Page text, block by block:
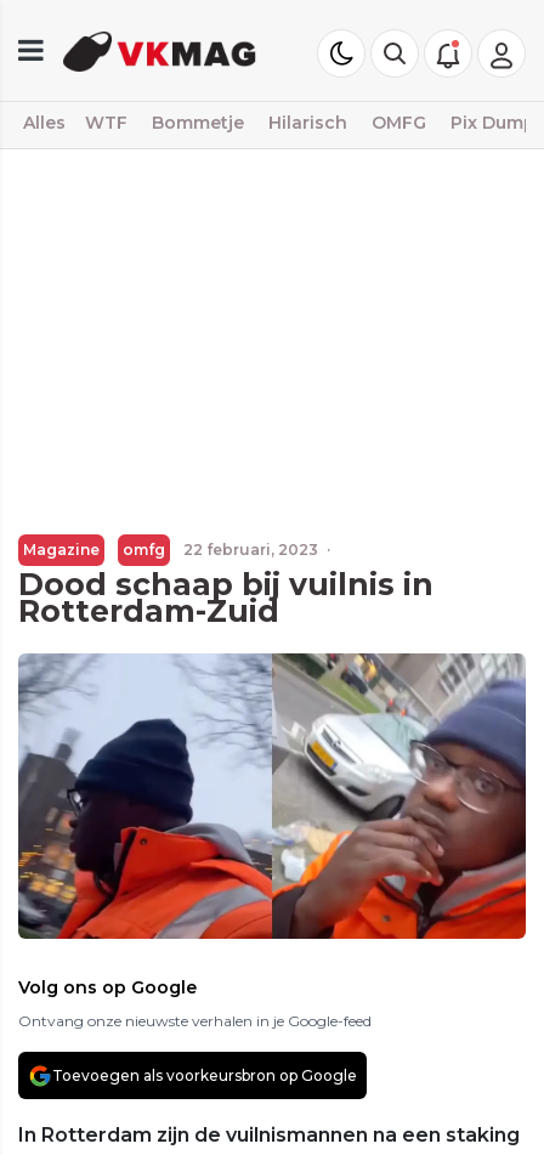
Alles WTF Bommetje Hilarisch OMFG Pix Dump
Magazine omfg 22 februari, 2023 ·
Dood schaap bij vuilnis in
Rotterdam-Zuid
Volg ons op Google
Ontvang onze nieuwste verhalen in je Google-feed
Toevoegen als voorkeursbron op Google
In Rotterdam zijn de vuilnismannen na een staking